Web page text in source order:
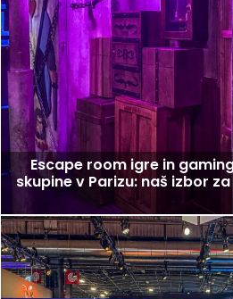
Escape room igre in
skupine v Parizu: naš izbor